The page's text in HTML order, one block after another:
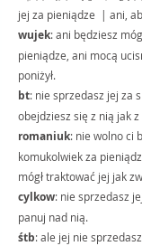
jej za pieniądze  | ani,
wujek: ani będziesz
pieniądze, ani mocą
poniżył.
bt: nie sprzedasz jej za
obejdziesz się z nią jak
romaniuk: nie wolno ci
komukolwiek za
mógł traktować jej jak
cylkow: nie sprzedasz
panuj nad nią.
śtb: ale jej nie